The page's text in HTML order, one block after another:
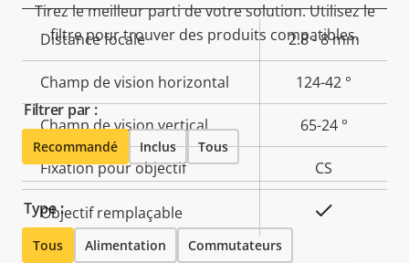
Description
de la
propriété
Valeur de
la
propriété
Distance focale 2.8 - 8 mm
Champ de vision horizontal 124-42 °
Champ de vision vertical 65-24 °
Fixation pour objectif CS
Objectif remplaçable
Tirez le meilleur parti de votre solution. Utilisez le
filtre pour trouver des produits compatibles.
Filtrer par :
Recommandé Inclus Tous
Type :
Tous Alimentation Commutateurs